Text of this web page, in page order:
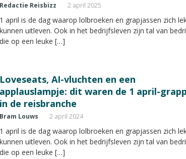
Redactie Reisbizz 2 april 2025
1 april is de dag waarop lolbroeken en grapjassen zich
kunnen uitleven. Ook in het bedrijfsleven zijn tal van
die op een leuke […]
Loveseats, AI-vluchten en een
applauslampje: dit waren de 1 april-
in de reisbranche
Bram Louws 2 april 2024
1 april is de dag waarop lolbroeken en grapjassen zich
kunnen uitleven. Ook in het bedrijfsleven zijn tal van
die op een leuke […]